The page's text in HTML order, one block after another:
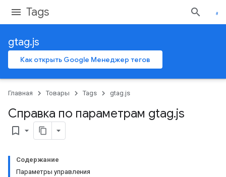
Tags
gtag.js
Как открыть Google Менеджер тегов
Главная Товары Tags gtag.js
Справка по параметрам gtag.js
bookmark_border
Содержание
Параметры управления